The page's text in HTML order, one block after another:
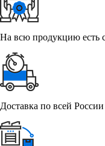
На всю продукцию есть
Доставка по всей